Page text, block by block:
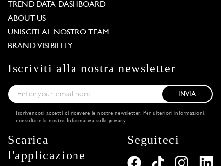
TREND DATA DASHBOARD
ABOUT US
UNISCITI AL NOSTRO TEAM
BRAND VISIBILITY
Iscriviti alla nostra newsletter
INVIA
Iscrivendoti accetti di ricevere le nostre newsletter. Per ulteriori informazioni,
consultare la nostra
Informativa sulla privacy.
Scarica
l'applicazione
Seguiteci